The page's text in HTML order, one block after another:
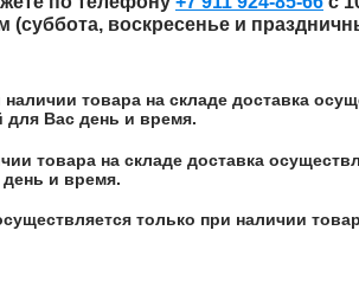
(суббота, воскресенье и
товара на складе доставка
Вас день и время.
товара на складе доставка
и время.
только при наличии